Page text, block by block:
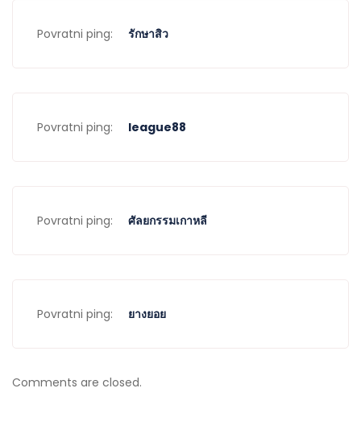
Povratni ping: รักษาสิว
Povratni ping: league88
Povratni ping: ศัลยกรรมเกาหลี
Povratni ping: ยางยอย
Comments are closed.